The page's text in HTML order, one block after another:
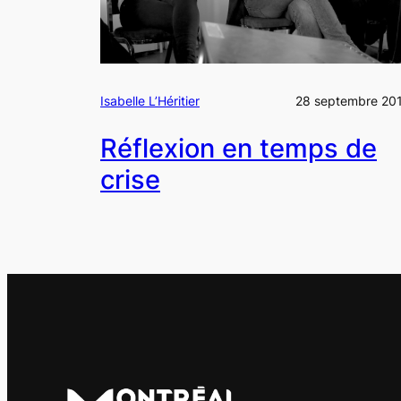
Isabelle L’Héritier 28 septembre
Réflexion en temps de
crise